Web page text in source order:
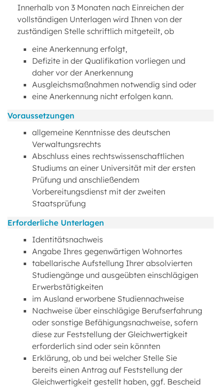
Innerhalb von 3 Monaten nach Einreichen der
vollständigen Unterlagen wird Ihnen von der
zuständigen Stelle schriftlich mitgeteilt, ob
eine Anerkennung erfolgt,
Defizite in der Qualifikation vorliegen und
daher vor der Anerkennung
Ausgleichsmaßnahmen notwendig sind oder
eine Anerkennung nicht erfolgen kann.
Voraussetzungen
allgemeine Kenntnisse des deutschen
Verwaltungsrechts
Abschluss eines rechtswissenschaftlichen
Studiums an einer Universität mit der ersten
Prüfung und anschließendem
Vorbereitungsdienst mit der zweiten
Staatsprüfung
Erforderliche Unterlagen
Identitätsnachweis
Angabe Ihres gegenwärtigen Wohnortes
tabellarische Aufstellung Ihrer absolvierten
Studiengänge und ausgeübten einschlägigen
Erwerbstätigkeiten
im Ausland erworbene Studiennachweise
Nachweise über einschlägige Berufserfahrung
oder sonstige Befähigungsnachweise, sofern
diese zur Feststellung der Gleichwertigkeit
erforderlich sind oder sein könnten
Erklärung, ob und bei welcher Stelle Sie
bereits einen Antrag auf Feststellung der
Gleichwertigkeit gestellt haben, ggf. Bescheid